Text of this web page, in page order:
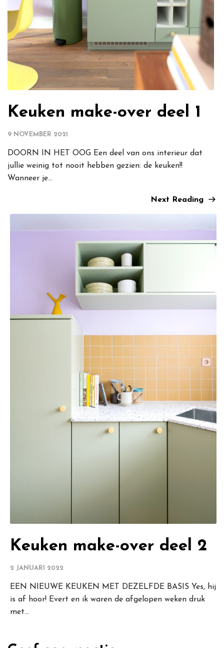
Keuken make-over deel 1
9 NOVEMBER 2021
DOORN IN HET OOG Een deel van ons interieur dat
jullie weinig tot nooit hebben gezien: de keuken!!
Wanneer je...
Next Reading
Keuken make-over deel 2
2 JANUARI 2022
EEN NIEUWE KEUKEN MET DEZELFDE BASIS Yes, hij
is af hoor! Evert en ik waren de afgelopen weken druk
met...